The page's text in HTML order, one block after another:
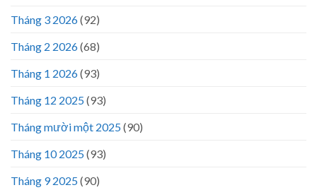
Tháng 3 2026(92)
Tháng 2 2026(68)
Tháng 1 2026(93)
Tháng 12 2025(93)
Tháng mười một 2025(90)
Tháng 10 2025(93)
Tháng 9 2025(90)